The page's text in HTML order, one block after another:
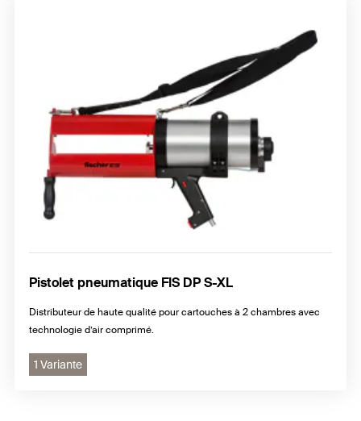
Pistolet pneumatique FIS DP S-XL
Distributeur de haute qualité pour cartouches à 2 chambres avec
technologie d’air comprimé.
1 Variante